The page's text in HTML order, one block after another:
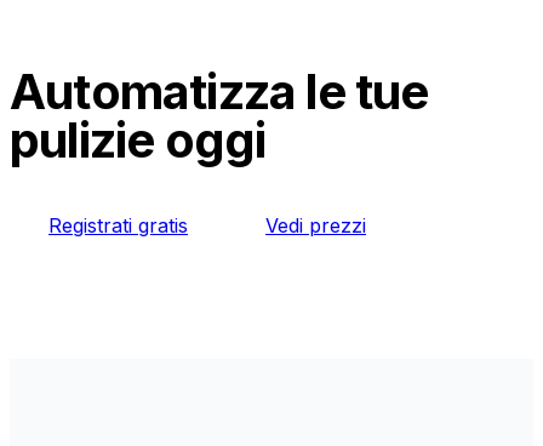
Automatizza le tue
pulizie oggi
Registrati gratis Vedi prezzi